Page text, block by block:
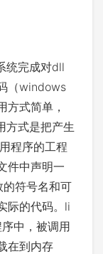
统完成对dll
（windows
方式简单，
方式是把产生
程序的工程
件中声明一
符号名和可
际的代码。li
中，被调用
在到内存